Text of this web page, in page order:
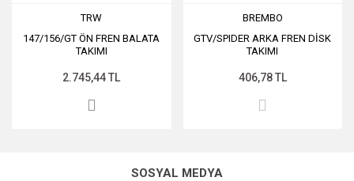
TRW
147/156/GT ÖN FREN BALATA
TAKIMI
2.745,44 TL
BREMBO
GTV/SPIDER ARKA FREN DİSK
TAKIMI
406,78 TL
SOSYAL MEDYA